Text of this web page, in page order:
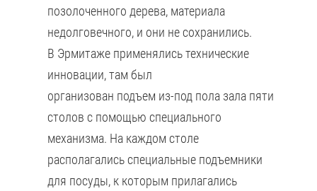
позолоченного дерева, материала
недолговечного, и они не сохранились.
В Эрмитаже применялись технические
инновации, там был
организован подъем из-под пола зала пяти
столов с помощью специального
механизма. На каждом столе
располагались специальные подъемники
для посуды, к которым прилагались